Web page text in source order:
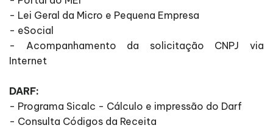
- Lei Geral da Micro e Pequena Empresa
- eSocial
- Acompanhamento da solicitação CNPJ via
Internet
DARF:
- Programa Sicalc - Cálculo e impressão do Darf
- Consulta Códigos da Receita